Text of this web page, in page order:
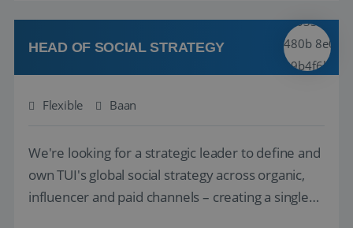
deze onderdelen zijn nu samen gevoegd...
HEAD OF SOCIAL STRATEGY
Flexible Baan
We're looking for a strategic leader to define and
own TUI's global social strategy across organic,
influencer and paid channels – creating a single